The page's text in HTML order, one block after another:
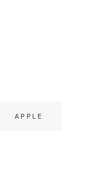
APPLE